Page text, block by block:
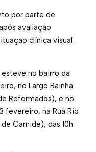
por parte de
avaliação
clínica visual
no bairro da
no Largo Rainha
Reformados), e no
fevereiro, na Rua Rio
Carnide), das 10h